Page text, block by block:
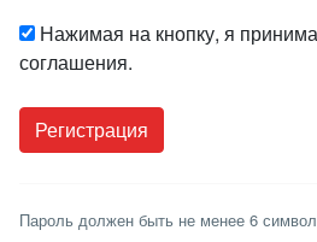
Нажимая на кнопку, я
соглашения.
Пароль должен быть не менее 6